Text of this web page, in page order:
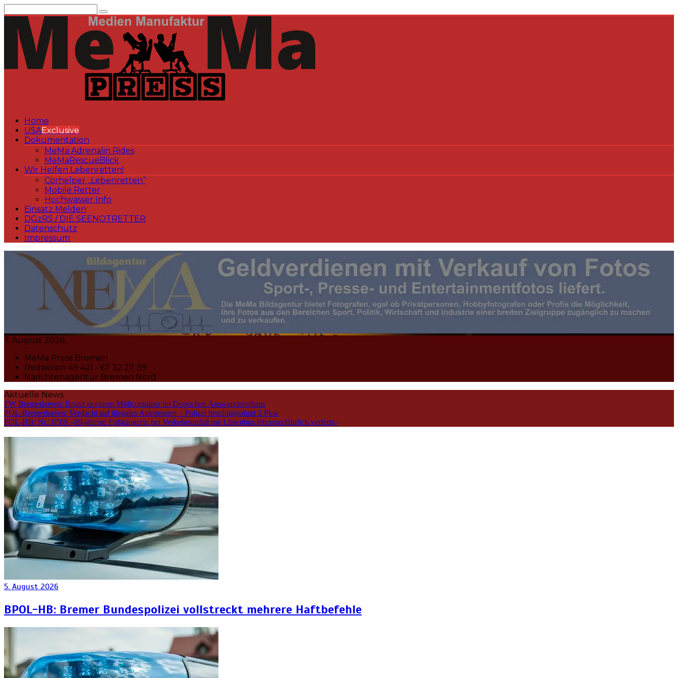
Inhalt
springen
Home
USAExclusive
Dokumentation
MeMa Adrenalin Rides
MeMaRescueBlick
Wir Helfen Lebenretten!
Corhelper „Lebenretten“
Mobile Retter
Hochwasser Info
Einsatz Melden
DGzRS / DIE SEENOTRETTER
Datenschutz
Impressum
MeMa Press Nachrichtenagentur | Events | Sport | Presse- u. Fotojournalist:in |
7. August 2026
MeMa Press Bremen
Redaktion 49 421 - 67 32 27 39
Narichtenagentur Bremen Nord
Aktuelle News
FW Bremerhaven: Brand in einem Müllcontainer im Deutschen Auswandererhaus
POL-Bremerhaven: Verdacht auf illegales Autorennen – Polizei beschlagnahmt 2 Pkw
POL-HB: Nr.: 0508 –89-jährige Fußgängerin bei Verkehrsunfall mit Linienbus lebensgefährlich verletzt–
5. August 2026
BPOL-HB: Bremer Bundespolizei vollstreckt mehrere Haftbefehle